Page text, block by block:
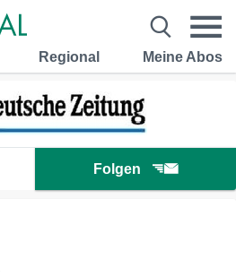
Regional Meine Abos
Folgen